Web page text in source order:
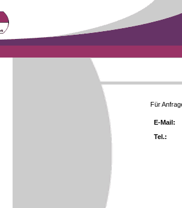
Für
E-Mail:
Tel.: